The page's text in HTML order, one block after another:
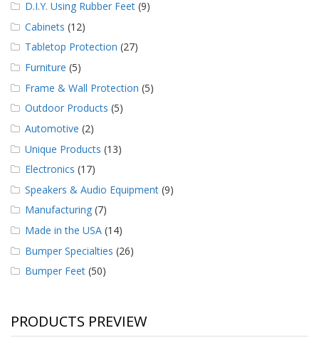
D.I.Y. Using Rubber Feet (9)
Cabinets (12)
Tabletop Protection (27)
Furniture (5)
Frame & Wall Protection (5)
Outdoor Products (5)
Automotive (2)
Unique Products (13)
Electronics (17)
Speakers & Audio Equipment (9)
Manufacturing (7)
Made in the USA (14)
Bumper Specialties (26)
Bumper Feet (50)
PRODUCTS PREVIEW